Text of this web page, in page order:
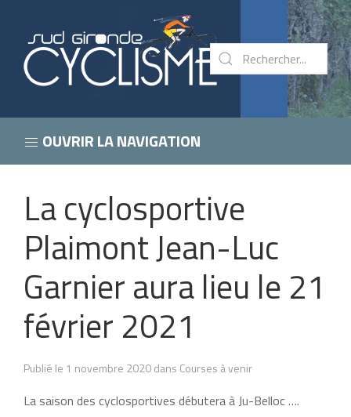
OUVRIR LA NAVIGATION
La cyclosportive
Plaimont Jean-Luc
Garnier aura lieu le 21
février 2021
Publié le 1 novembre 2020 dans Courses à venir
La saison des cyclosportives débutera à Ju-Belloc ….